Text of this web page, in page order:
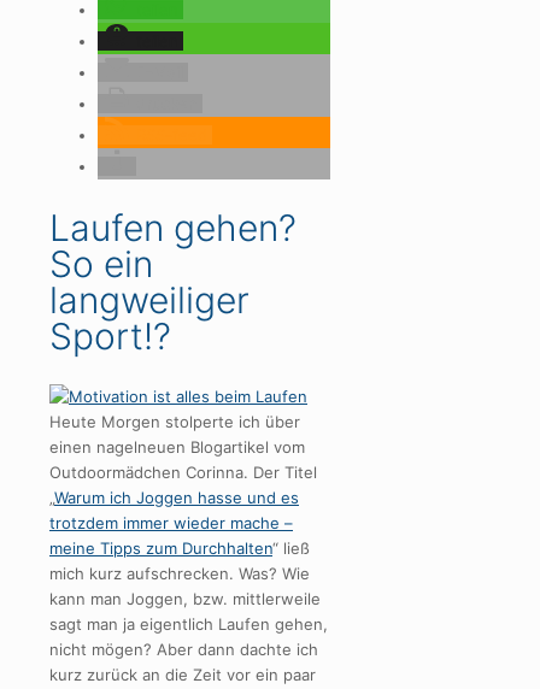
Laufen gehen?
So ein
langweiliger
Sport!?
Heute Morgen stolperte ich über
einen nagelneuen Blogartikel vom
Outdoormädchen Corinna. Der Titel
„Warum ich Joggen hasse und es
trotzdem immer wieder mache –
meine Tipps zum Durchhalten“ ließ
mich kurz aufschrecken. Was? Wie
kann man Joggen, bzw. mittlerweile
sagt man ja eigentlich Laufen gehen,
nicht mögen? Aber dann dachte ich
kurz zurück an die Zeit vor ein paar